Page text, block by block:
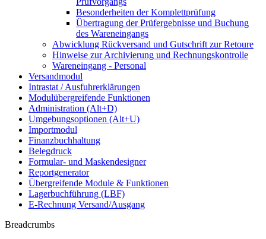
Besonderheiten der Komplettprüfung
Übertragung der Prüfergebnisse und Buchung
des Wareneingangs
Abwicklung Rückversand und Gutschrift zur Retoure
Hinweise zur Archivierung und Rechnungskontrolle
Wareneingang - Personal
Versandmodul
Intrastat / Ausfuhrerklärungen
Modulübergreifende Funktionen
Administration (Alt+D)
Umgebungsoptionen (Alt+U)
Importmodul
Finanzbuchhaltung
Belegdruck
Formular- und Maskendesigner
Reportgenerator
Übergreifende Module & Funktionen
Lagerbuchführung (LBF)
E-Rechnung Versand/Ausgang
Breadcrumbs